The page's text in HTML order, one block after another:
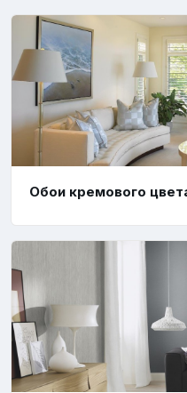
Обои кремового